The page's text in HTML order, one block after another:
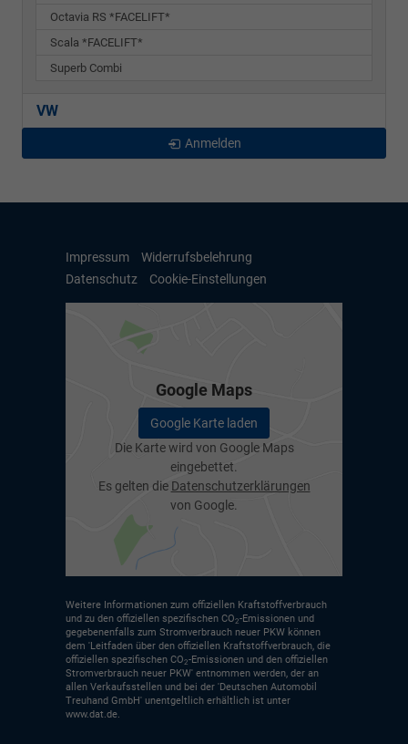
Octavia RS *FACELIFT*
Scala *FACELIFT*
Superb Combi
VW
Anmelden
Impressum
Widerrufsbelehrung
Datenschutz
Cookie-Einstellungen
Google Maps
Google Karte laden
Die Karte wird von Google Maps
eingebettet.
Es gelten die Datenschutzerklärungen
von Google.
Weitere Informationen zum offiziellen Kraftstoffverbrauch
und zu den offiziellen spezifischen CO2-Emissionen und
gegebenenfalls zum Stromverbrauch neuer PKW können
dem 'Leitfaden über den offiziellen Kraftstoffverbrauch, die
offiziellen spezifischen CO2-Emissionen und den offiziellen
Stromverbrauch neuer PKW' entnommen werden, der an
allen Verkaufsstellen und bei der 'Deutschen Automobil
Treuhand GmbH' unentgeltlich erhältlich ist unter
www.dat.de.